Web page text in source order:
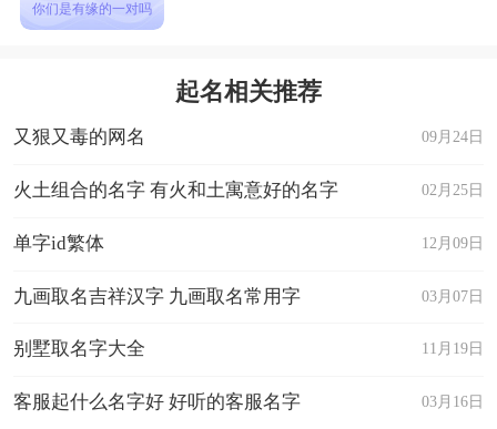
你们是有缘的一对吗
起名相关推荐
09月24日
又狠又毒的网名
02月25日
火土组合的名字 有火和土寓意好的名字
12月09日
单字id繁体
03月07日
九画取名吉祥汉字 九画取名常用字
11月19日
别墅取名字大全
03月16日
客服起什么名字好 好听的客服名字